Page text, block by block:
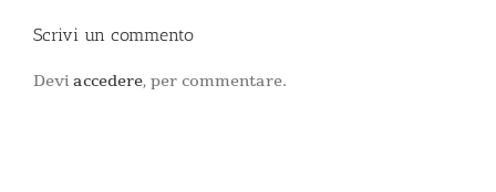
Scrivi un commento
Devi accedere, per commentare.